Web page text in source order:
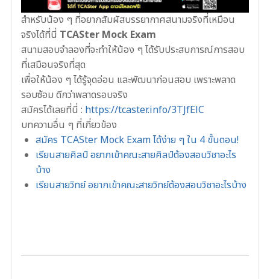
สำหรับน้อง ๆ ที่อยากสัมผัสบรรยากาศสนามจริงที่เหมือน
จริงได้ที่นี่ TCASter Mock Exam
สนามสอบจำลองที่จะทำให้น้อง ๆ ได้รับประสบการณ์การสอบ
ที่เสมือนจริงที่สุด
เพื่อให้น้อง ๆ ได้รู้จุดอ่อน และพัฒนาก่อนสอบ เพราะพลาด
รอบซ้อม ดีกว่าพลาดรอบจริง
สมัครได้เลยที่นี่ : https://tcaster.info/3TJfElC
บทความอื่น ๆ ที่เกี่ยวข้อง
สมัคร TCASter Mock Exam ได้ง่าย ๆ ใน 4 ขั้นตอน!
เรียนสายศิลป์ อยากเข้าคณะสายศิลป์ต้องสอบวิชาอะไร
บ้าง
เรียนสายวิทย์ อยากเข้าคณะสายวิทย์ต้องสอบวิชาอะไรบ้าง